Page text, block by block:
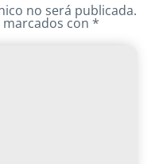
no será publicada.
marcados con*